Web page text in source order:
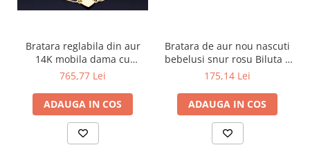
Bratara reglabila din aur
14K mobila dama cu
Inimioara gravabila
765,77 Lei
ADAUGA IN COS
Bratara de aur nou nascuti
bebelusi snur rosu Biluta 4
mm
175,14 Lei
ADAUGA IN COS